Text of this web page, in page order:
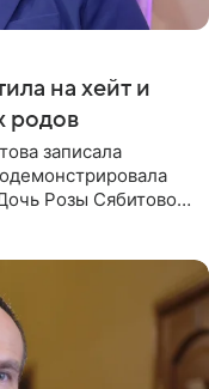
на хейт и
родов
записала
Розы Сябитовой